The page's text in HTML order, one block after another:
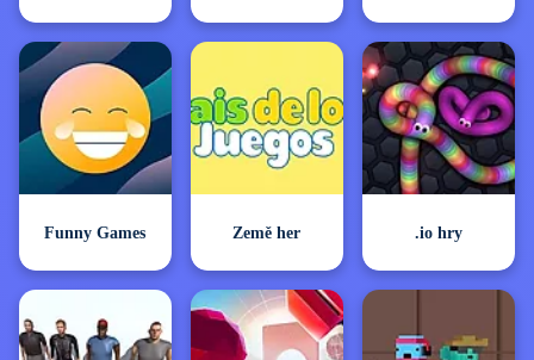
Funny Games Země her .io hry